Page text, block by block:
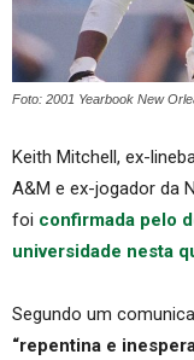
Foto: 2001 Yearbook New
Keith Mitchell, ex-
A&M e ex-jogador da
foi confirmada pelo
universidade nesta
Segundo um
“repentina e